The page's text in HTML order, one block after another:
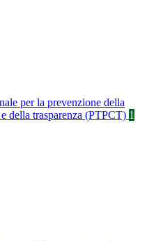
per la prevenzione della
della trasparenza (PTPCT) 1